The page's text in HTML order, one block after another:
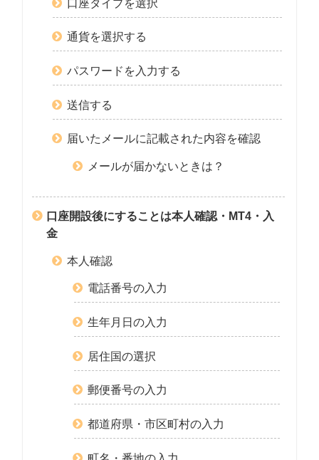
通貨を選択する
パスワードを入力する
送信する
届いたメールに記載された内容を確認
メールが届かないときは？
口座開設後にすることは本人確認・MT4・入
金
本人確認
電話番号の入力
生年月日の入力
居住国の選択
郵便番号の入力
都道府県・市区町村の入力